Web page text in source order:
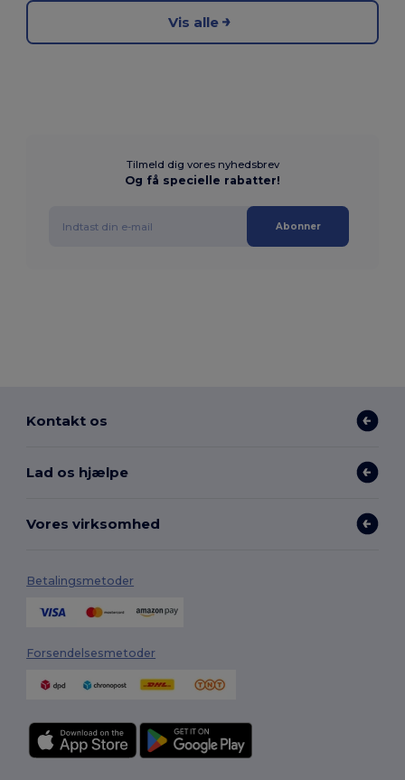
Vis alle
Tilmeld dig vores nyhedsbrev
Og få specielle rabatter!
Abonner
Kontakt os
Lad os hjælpe
Vores virksomhed
Betalingsmetoder
Forsendelsesmetoder